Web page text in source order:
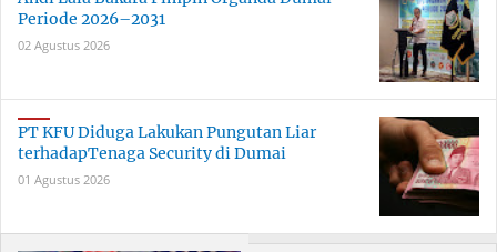
Periode 2026–2031
02 Agustus 2026
PT KFU Diduga Lakukan Pungutan Liar
terhadapTenaga Security di Dumai
01 Agustus 2026